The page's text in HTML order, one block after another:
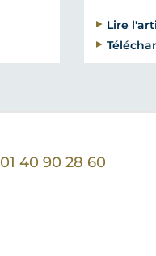
Lire
01 40 90 28 60
Contacter nous